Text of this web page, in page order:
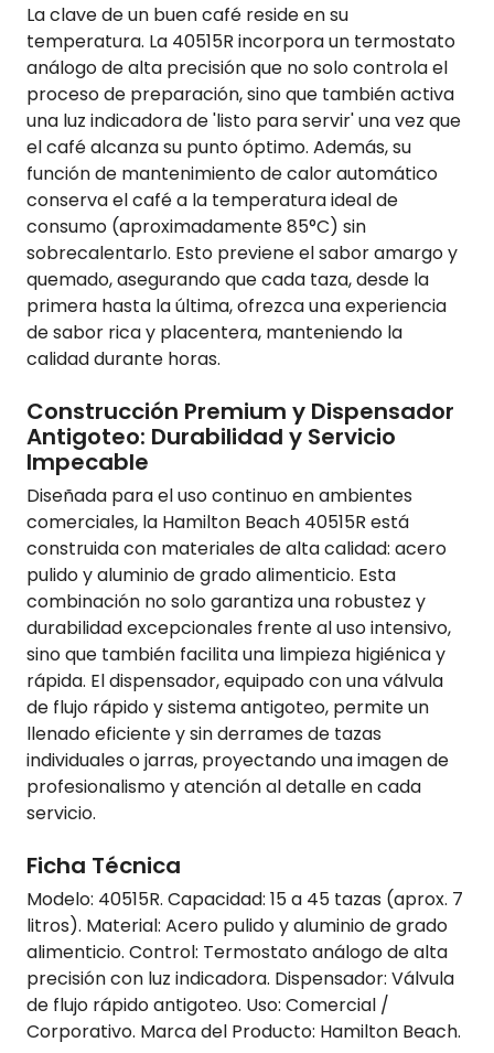
La clave de un buen café reside en su
temperatura. La 40515R incorpora un termostato
análogo de alta precisión que no solo controla el
proceso de preparación, sino que también activa
una luz indicadora de 'listo para servir' una vez que
el café alcanza su punto óptimo. Además, su
función de mantenimiento de calor automático
conserva el café a la temperatura ideal de
consumo (aproximadamente 85°C) sin
sobrecalentarlo. Esto previene el sabor amargo y
quemado, asegurando que cada taza, desde la
primera hasta la última, ofrezca una experiencia
de sabor rica y placentera, manteniendo la
calidad durante horas.
Construcción Premium y Dispensador
Antigoteo: Durabilidad y Servicio
Impecable
Diseñada para el uso continuo en ambientes
comerciales, la Hamilton Beach 40515R está
construida con materiales de alta calidad: acero
pulido y aluminio de grado alimenticio. Esta
combinación no solo garantiza una robustez y
durabilidad excepcionales frente al uso intensivo,
sino que también facilita una limpieza higiénica y
rápida. El dispensador, equipado con una válvula
de flujo rápido y sistema antigoteo, permite un
llenado eficiente y sin derrames de tazas
individuales o jarras, proyectando una imagen de
profesionalismo y atención al detalle en cada
servicio.
Ficha Técnica
Modelo: 40515R. Capacidad: 15 a 45 tazas (aprox. 7
litros). Material: Acero pulido y aluminio de grado
alimenticio. Control: Termostato análogo de alta
precisión con luz indicadora. Dispensador: Válvula
de flujo rápido antigoteo. Uso: Comercial /
Corporativo. Marca del Producto: Hamilton Beach.